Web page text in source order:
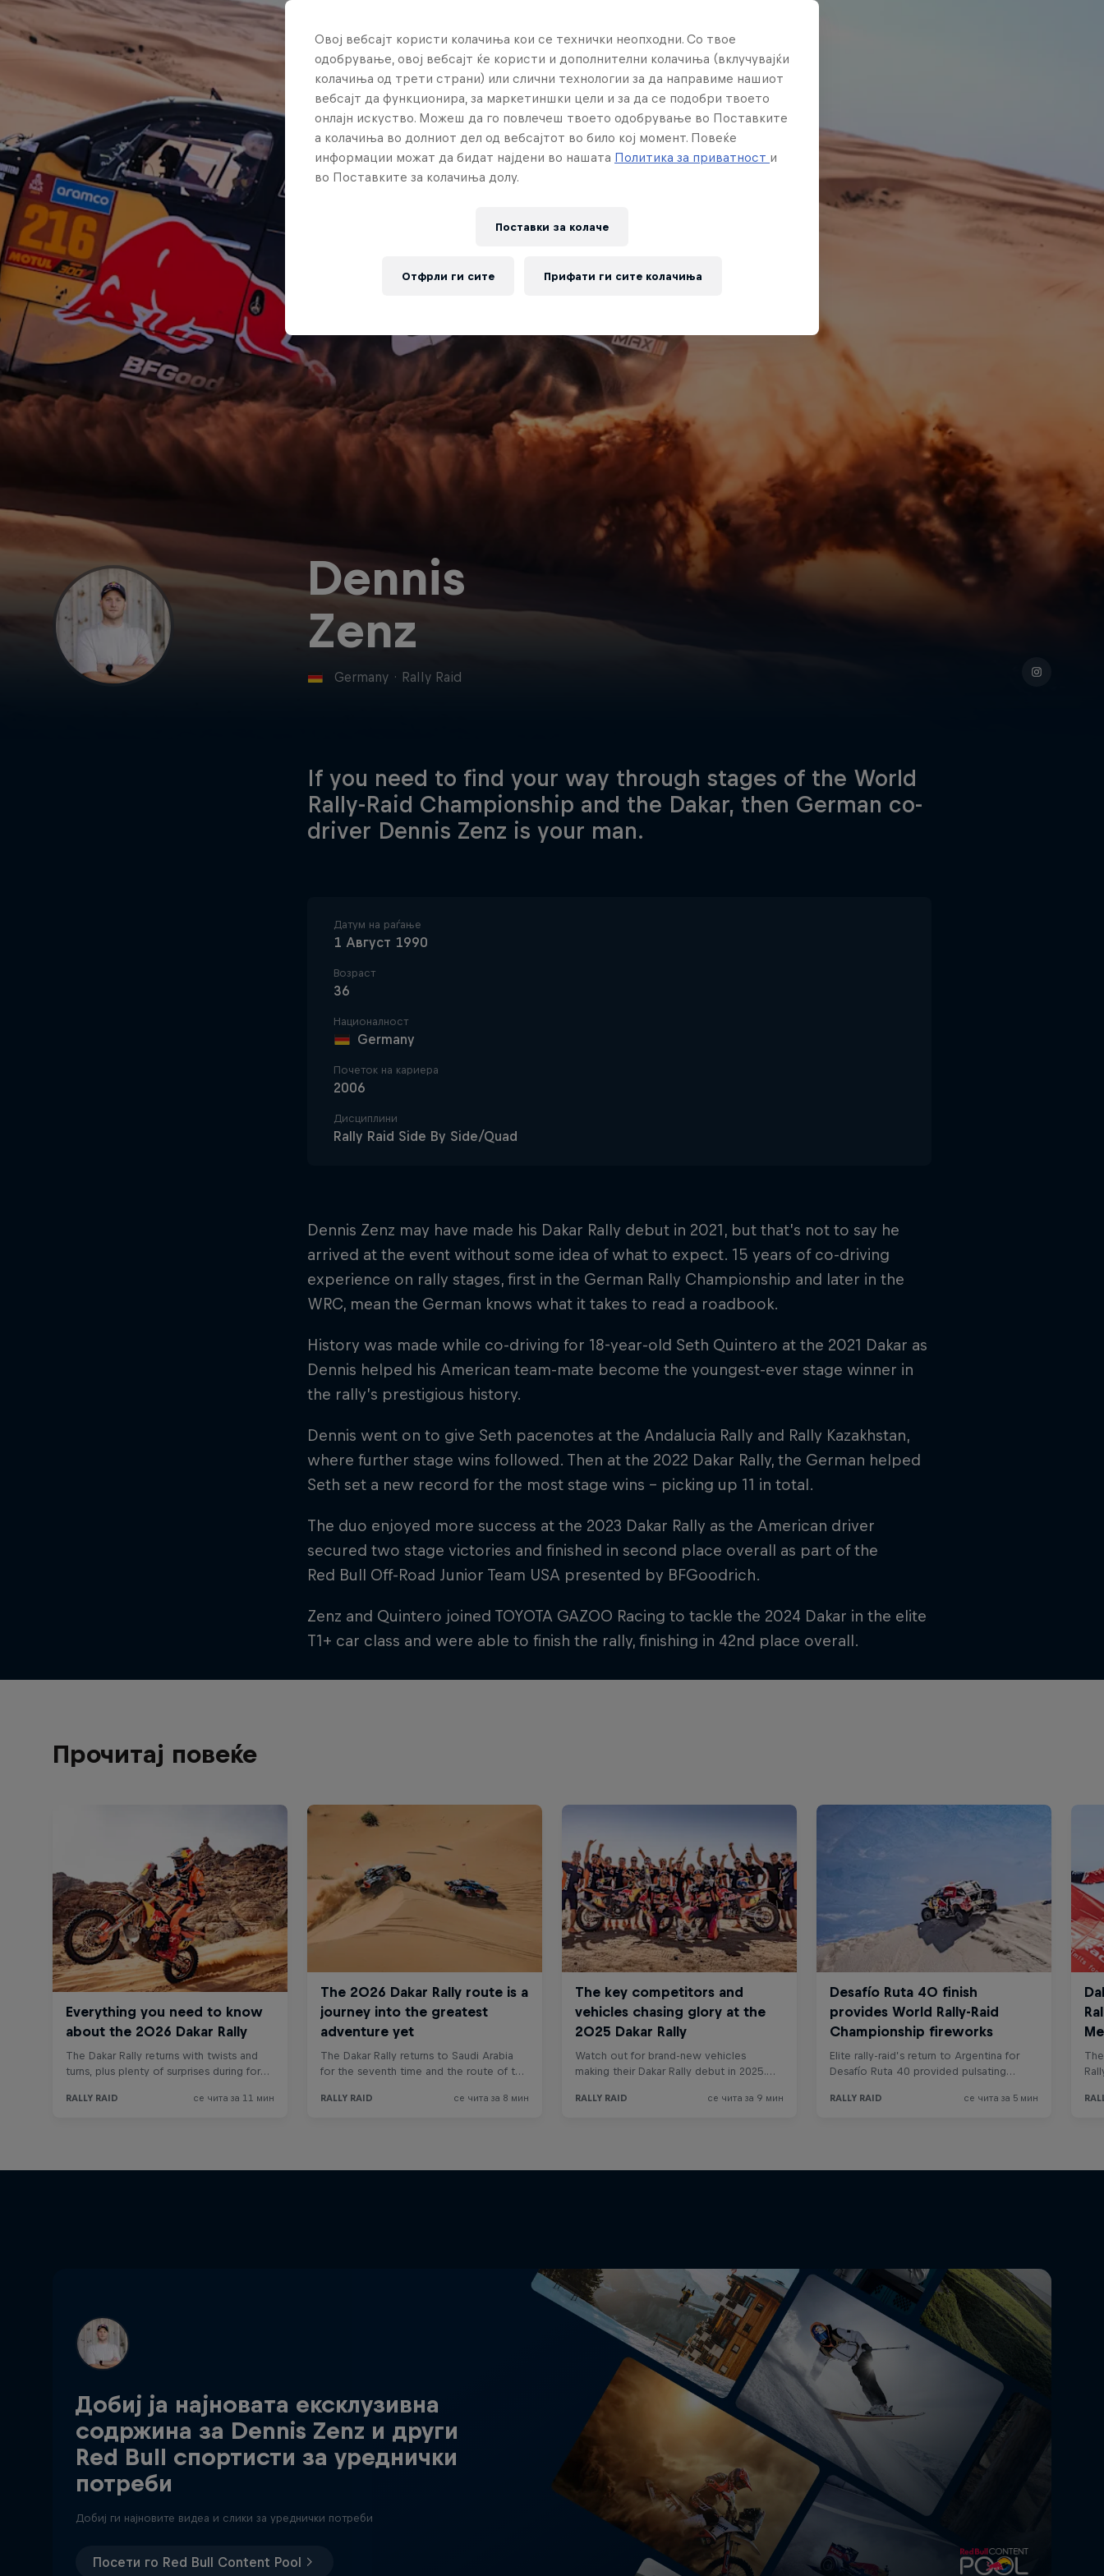
Dennis
Zenz
Germany · Rally Raid
If you need to find your way through stages of the World
Rally-Raid Championship and the Dakar, then German co-
driver Dennis Zenz is your man.
Датум на раѓање
1 Август 1990
Возраст
36
Националност
Germany
Почеток на кариера
2006
Дисциплини
Rally Raid Side By Side/Quad
Dennis Zenz may have made his Dakar Rally debut in 2021, but that’s not to say he
arrived at the event without some idea of what to expect. 15 years of co-driving
experience on rally stages, first in the German Rally Championship and later in the
WRC, mean the German knows what it takes to read a roadbook.
History was made while co-driving for 18-year-old Seth Quintero at the 2021 Dakar as
Dennis helped his American team-mate become the youngest-ever stage winner in
the rally’s prestigious history.
Dennis went on to give Seth pacenotes at the Andalucia Rally and Rally Kazakhstan,
where further stage wins followed. Then at the 2022 Dakar Rally, the German helped
Seth set a new record for the most stage wins – picking up 11 in total.
The duo enjoyed more success at the 2023 Dakar Rally as the American driver
secured two stage victories and finished in second place overall as part of the
Red Bull Off-Road Junior Team USA presented by BFGoodrich.
Zenz and Quintero joined TOYOTA GAZOO Racing to tackle the 2024 Dakar in the elite
T1+ car class and were able to finish the rally, finishing in 42nd place overall.
Прочитај повеќе
Добиј ја најновата ексклузивна
содржина за Dennis Zenz и други
Red Bull спортисти за уреднички
потреби
Добиј ги најновите видеа и слики за уреднички потреби
Посети го Red Bull Content Pool
Овој вебсајт користи колачиња кои се технички неопходни. Со твое
одобрување, овој вебсајт ќе користи и дополнителни колачиња (вклучувајќи
колачиња од трети страни) или слични технологии за да направиме нашиот
вебсајт да функционира, за маркетиншки цели и за да се подобри твоето
онлајн искуство. Можеш да го повлечеш твоето одобрување во Поставките
а колачиња во долниот дел од вебсајтот во било кој момент. Повеќе
информации можат да бидат најдени во нашата Политика за приватност и
во Поставките за колачиња долу.
Поставки за колачe
Отфрли ги сите Прифати ги сите колачиња